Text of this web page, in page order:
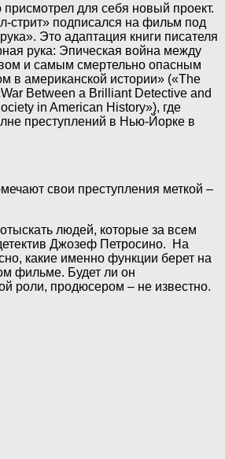
для себя новый проект.
стрит» подписался на фильм под
Это адаптация книги писателя
рука: Эпическая война между
и самым смертельно опасным
в американской истории» («The
Between a Brilliant Detective and
in American History»), где
преступлений в Нью-Йорке в
свои преступления меткой –
людей, которые за всем
Джозеф Петросино. На
какие именно функции берет на
фильме. Будет ли он
роли, продюсером – не известно.